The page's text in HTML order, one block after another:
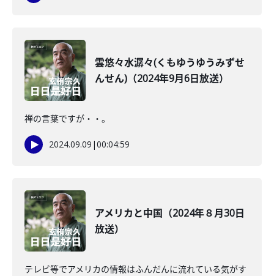
雲悠々水潺々(くもゆうゆうみずせ
んせん)（2024年9月6日放送）
禅の言葉ですが・・。
2024.09.09 |00:04:59
アメリカと中国（2024年８月30日
放送）
テレビ等でアメリカの情報はふんだんに流れている気がす